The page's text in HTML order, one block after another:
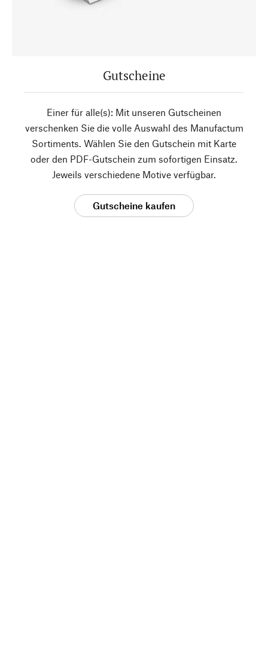
Gutscheine
Einer für alle(s): Mit unseren Gutscheinen
verschenken Sie die volle Auswahl des Manufactum
Sortiments. Wählen Sie den Gutschein mit Karte
oder den PDF-Gutschein zum sofortigen Einsatz.
Jeweils verschiedene Motive verfügbar.
Gutscheine kaufen